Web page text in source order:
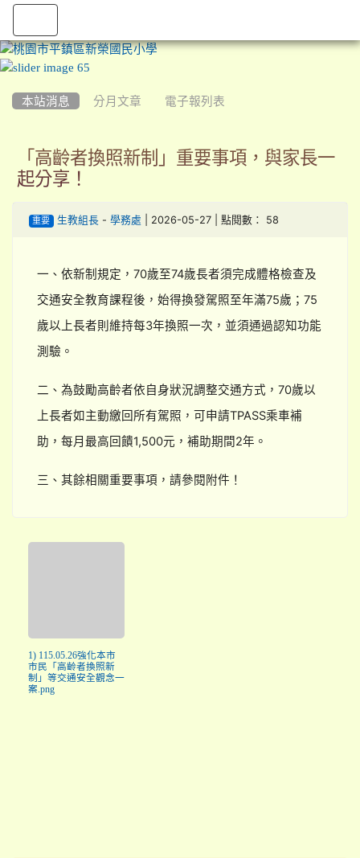
本站消息 分月文章 電子報列表
「高齡者換照新制」重要事項，與家長一
起分享！
重要 生教組長- 學務處 | 2026-05-27 | 點閱數： 58
一、依新制規定，70歲至74歲長者須完成體格檢查及
交通安全教育課程後，始得換發駕照至年滿75歲；75
歲以上長者則維持每3年換照一次，並須通過認知功能
測驗。
二、為鼓勵高齡者依自身狀況調整交通方式，70歲以
上長者如主動繳回所有駕照，可申請TPASS乘車補
助，每月最高回饋1,500元，補助期間2年。
三、其餘相關重要事項，請參閱附件！
1) 115.05.26強化本市
市民「高齡者換照新
制」等交通安全觀念一
案.png